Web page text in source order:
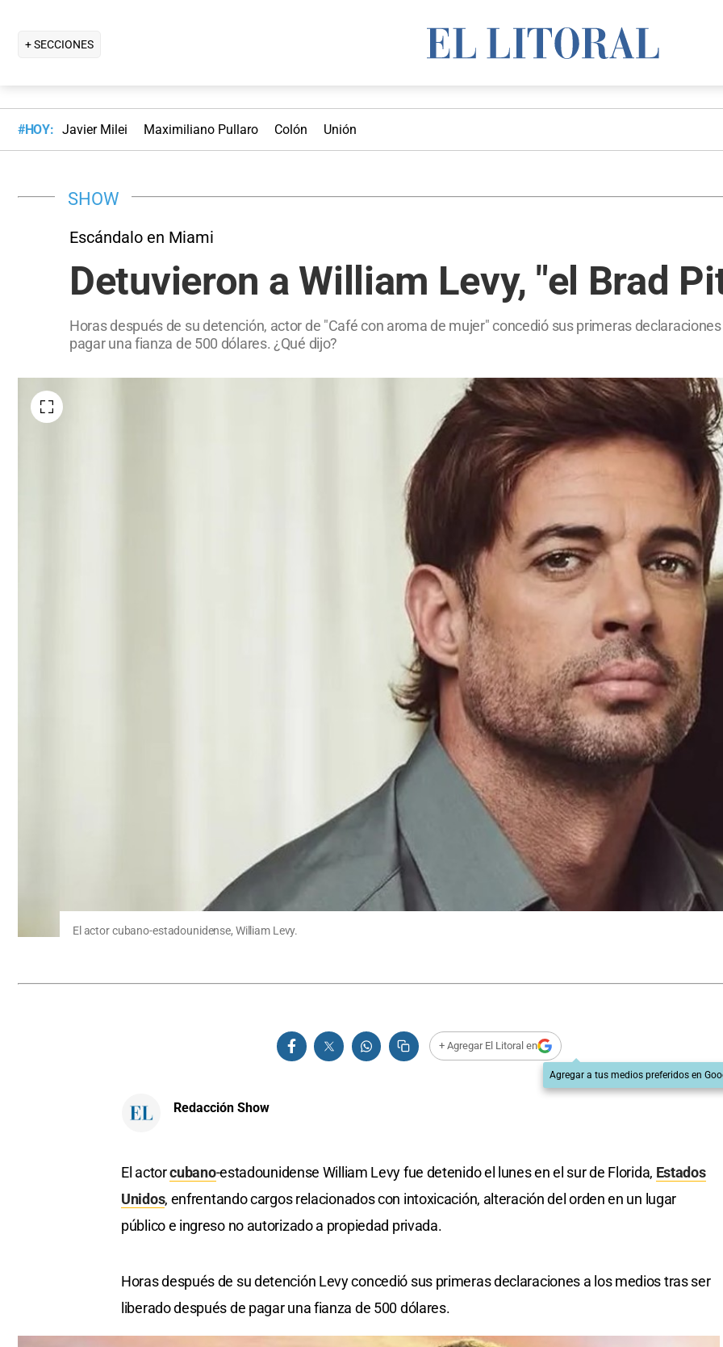
+ SECCIONES
#HOY: Javier Milei Maximiliano Pullaro Colón Unión
SHOW
Escándalo en Miami
Detuvieron a William Levy, "el Brad
Horas después de su detención, actor de "Café con aroma de mujer" concedió sus primeras
pagar una fianza de 500 dólares. ¿Qué dijo?
El actor cubano-estadounidense, William Levy.
+ Agregar El Litoral en
Agregar a tus medios preferidos en
Redacción Show
El actorcubano-estadounidense William Levy fue detenido el lunes en el sur de Florida, Estados
Unidos, enfrentando cargos relacionados con intoxicación, alteración del orden en un lugar
público e ingreso no autorizado a propiedad privada.
Horas después de su detención Levy concedió sus primeras declaraciones a los medios tras ser
liberado después de pagar una fianza de 500 dólares.